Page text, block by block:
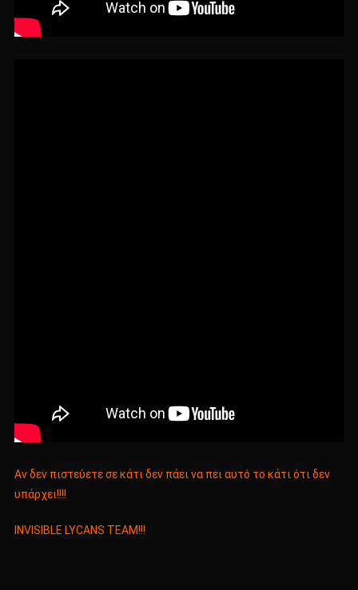
Αν δεν πιστεύετε σε κάτι δεν πάει να πει αυτό το κάτι ότι δεν
υπάρχει!!!!
INVISIBLE LYCANS TEAM!!!